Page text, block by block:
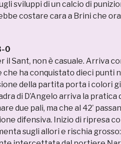
sviluppi di un calcio di
costare cara a Brini che
0
il Sant, non è casuale. Arriva
che ha conquistato dieci punti
della partita porta i colori
di D’Angelo arriva la pratica
due pali, ma che al 42’
difensiva. Inizio di ripresa
sugli allori e rischia